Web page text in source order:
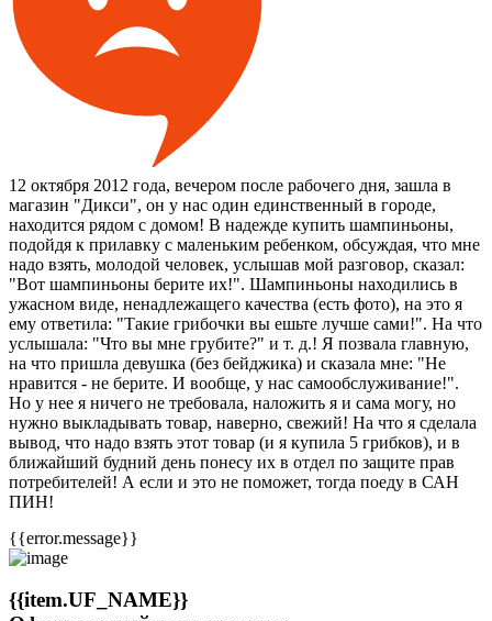
12 октября 2012 года, вечером после рабочего дня, зашла в
магазин "Дикси", он у нас один единственный в городе,
находится рядом с домом! В надежде купить шампиньоны,
подойдя к прилавку с маленьким ребенком, обсуждая, что мне
надо взять, молодой человек, услышав мой разговор, сказал:
"Вот шампиньоны берите их!". Шампиньоны находились в
ужасном виде, ненадлежащего качества (есть фото), на это я
ему ответила: "Такие грибочки вы ешьте лучше сами!". На что
услышала: "Что вы мне грубите?" и т. д.! Я позвала главную,
на что пришла девушка (без бейджика) и сказала мне: "Не
нравится - не берите. И вообще, у нас самообслуживание!".
Но у нее я ничего не требовала, наложить я и сама могу, но
нужно выкладывать товар, наверно, свежий! На что я сделала
вывод, что надо взять этот товар (и я купила 5 грибков), и в
ближайший будний день понесу их в отдел по защите прав
потребителей! А если и это не поможет, тогда поеду в САН
ПИН!
{{error.message}}
{{item.UF_NAME}}